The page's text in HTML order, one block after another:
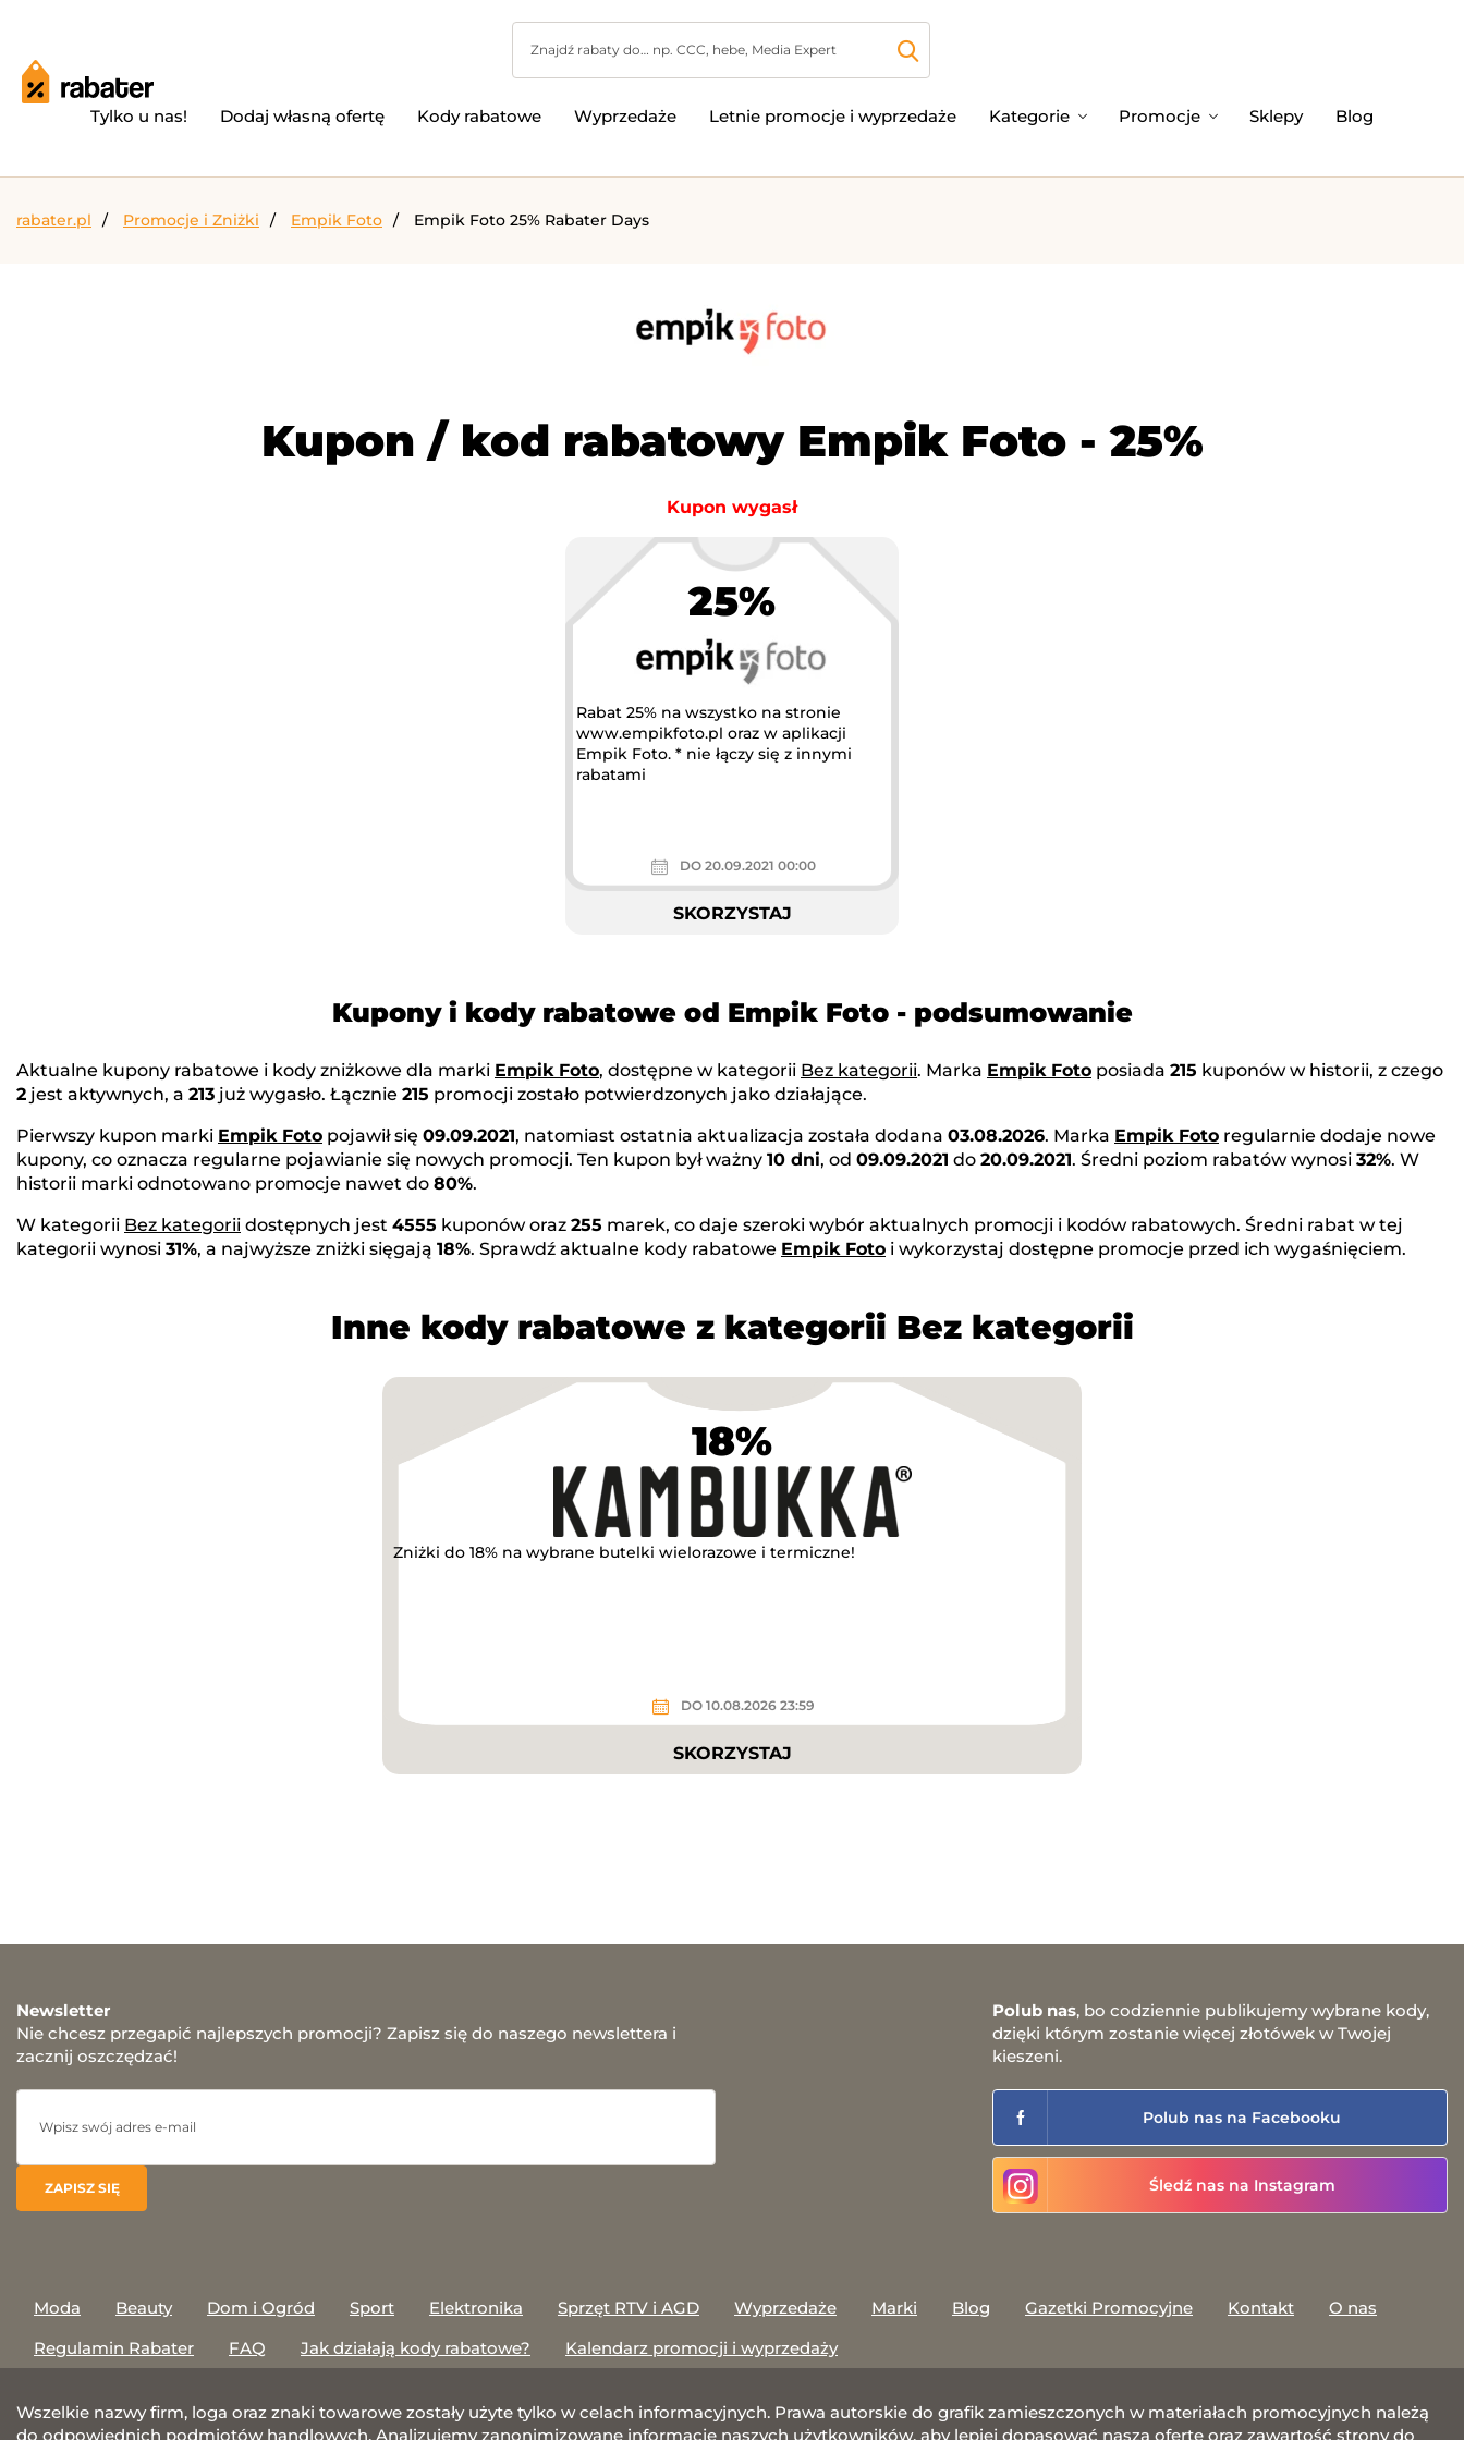
Tylko u nas! Dodaj własną ofertę Kody rabatowe Wyprzedaże Letnie promocje i wyprzedaże Kategorie Promocje Sklepy Blog
rabater.pl Promocje i Zniżki Empik Foto Empik Foto 25% Rabater Days
Kupon / kod rabatowy Empik Foto - 25%
Kupon wygasł
25%
Rabat 25% na wszystko na stronie
www.empikfoto.pl oraz w aplikacji
Empik Foto. * nie łączy się z innymi
rabatami
DO 20.09.2021 00:00
Największa akcja rabatowa w
SKORZYSTAJ
Kupony i kody rabatowe od Empik Foto - podsumowanie
Aktualne kupony rabatowe i kody zniżkowe dla marki Empik Foto, dostępne w kategorii Bez kategorii. Marka Empik Foto posiada 215 kuponów w historii, z czego
2 jest aktywnych, a 213 już wygasło. Łącznie 215 promocji zostało potwierdzonych jako działające.
Pierwszy kupon marki Empik Foto pojawił się 09.09.2021, natomiast ostatnia aktualizacja została dodana 03.08.2026. Marka Empik Foto regularnie dodaje nowe
kupony, co oznacza regularne pojawianie się nowych promocji. Ten kupon był ważny 10 dni, od 09.09.2021 do 20.09.2021. Średni poziom rabatów wynosi 32%. W
historii marki odnotowano promocje nawet do 80%.
W kategorii Bez kategorii dostępnych jest 4555 kuponów oraz 255 marek, co daje szeroki wybór aktualnych promocji i kodów rabatowych. Średni rabat w tej
kategorii wynosi 31%, a najwyższe zniżki sięgają 18%. Sprawdź aktualne kody rabatowe Empik Foto i wykorzystaj dostępne promocje przed ich wygaśnięciem.
Inne kody rabatowe z kategorii Bez kategorii
18%
Zniżki do 18% na wybrane butelki wielorazowe i termiczne!
DO 10.08.2026 23:59
SKORZYSTAJ
Newsletter
Nie chcesz przegapić najlepszych promocji? Zapisz się do naszego newslettera i
zacznij oszczędzać!
Polub nas, bo codziennie publikujemy wybrane kody,
dzięki którym zostanie więcej złotówek w Twojej
kieszeni.
Polub nas na Facebooku
Śledź nas na Instagram
Moda Beauty Dom i Ogród Sport Elektronika Sprzęt RTV i AGD Wyprzedaże Marki Blog Gazetki Promocyjne Kontakt
O nas
Regulamin Rabater
FAQ Jak działają kody rabatowe? Kalendarz promocji i wyprzedaży
Wszelkie nazwy firm, loga oraz znaki towarowe zostały użyte tylko w celach informacyjnych. Prawa autorskie do grafik zamieszczonych w materiałach promocyjnych należą
do odpowiednich podmiotów handlowych. Analizujemy zanonimizowane informacje naszych użytkowników, aby lepiej dopasować naszą ofertę oraz zawartość strony do